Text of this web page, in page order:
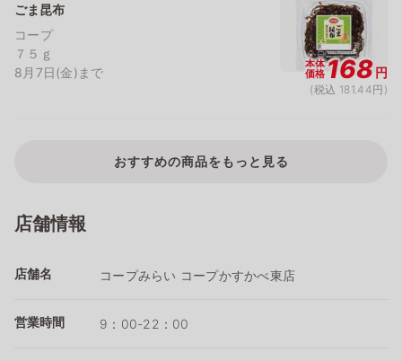
ごま昆布
コープ
７５ｇ
8月7日(金)まで
本体
価格168円
(税込 181.44円)
おすすめの商品をもっと見る
店舗情報
店舗名 コープみらい コープかすかべ東店
営業時間 9：00-22：00